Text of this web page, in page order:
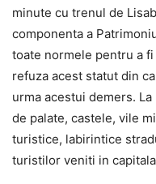
minute cu trenul de
componenta a
toate normele pentru a
refuza acest statut din
urma acestui demers.
de palate, castele, vile
turistice, labirintice
turistilor veniti in